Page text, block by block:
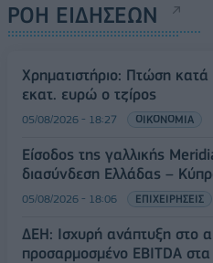
ΡΟΗ ΕΙΔΗΣΕΩΝ
Χρηματιστήριο: Πτώση
εκατ. ευρώ ο τζίρος
05/08/2026 - 18:27 ΟΙΚΟΝΟΜΙΑ
Είσοδος της γαλλικής
διασύνδεση Ελλάδας –
05/08/2026 - 18:06 ΕΠΙΧΕΙΡΗΣΕΙΣ
ΔΕΗ: Ισχυρή ανάπτυξη στο
προσαρμοσμένο EBITDA